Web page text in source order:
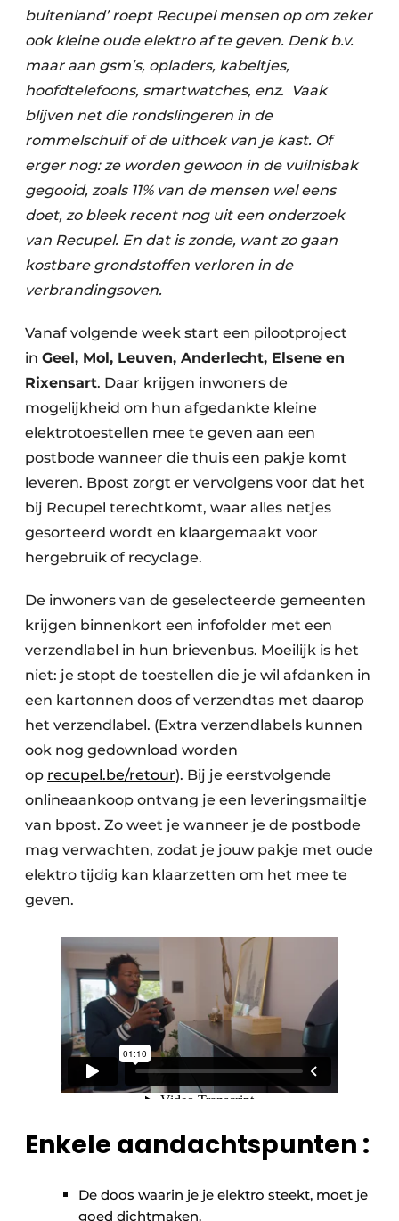
Metaalrecyclage
Papierafval
Textielrecyclage
buitenland’ roept Recupel mensen op om zeker
ook kleine oude elektro af te geven. Denk b.v.
maar aan gsm’s, opladers, kabeltjes,
hoofdtelefoons, smartwatches, enz. ​ Vaak
blijven net die rondslingeren in de
rommelschuif of de uithoek van je kast. Of
erger nog: ze worden gewoon in de vuilnisbak
gegooid, zoals 11% van de mensen wel eens
doet, zo bleek recent nog uit een onderzoek
van Recupel. En dat is zonde, want zo gaan
kostbare grondstoffen verloren in de
verbrandingsoven.
Vanaf volgende week start een pilootproject
in Geel, Mol, Leuven, Anderlecht, Elsene en
Rixensart. Daar krijgen inwoners de
mogelijkheid om hun afgedankte kleine
elektrotoestellen mee te geven aan een
postbode wanneer die thuis een pakje komt
leveren. Bpost zorgt er vervolgens voor dat het
bij Recupel terechtkomt, waar alles netjes
gesorteerd wordt en klaargemaakt voor
hergebruik of recyclage.
De inwoners van de geselecteerde gemeenten
krijgen binnenkort een infofolder met een
verzendlabel in hun brievenbus. Moeilijk is het
niet: je stopt de toestellen die je wil afdanken in
een kartonnen doos of verzendtas met daarop
het verzendlabel. (Extra verzendlabels kunnen
ook nog gedownload worden
op recupel.be/retour). Bij je eerstvolgende
onlineaankoop ontvang je een leveringsmailtje
van bpost. Zo weet je wanneer je de postbode
mag verwachten, zodat je jouw pakje met oude
elektro tijdig kan klaarzetten om het mee te
geven.
Enkele aandachtspunten :
De doos waarin je je elektro steekt, moet je
goed dichtmaken.